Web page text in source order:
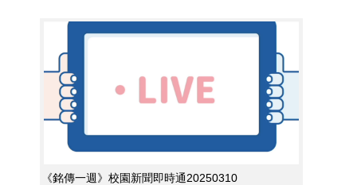
《銘傳一週》校園新聞即時通20250310